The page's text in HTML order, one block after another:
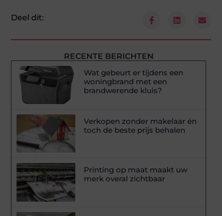
Deel dit:
RECENTE BERICHTEN
Wat gebeurt er tijdens een
woningbrand met een
brandwerende kluis?
Verkopen zonder makelaar én
toch de beste prijs behalen
Printing op maat maakt uw
merk overal zichtbaar